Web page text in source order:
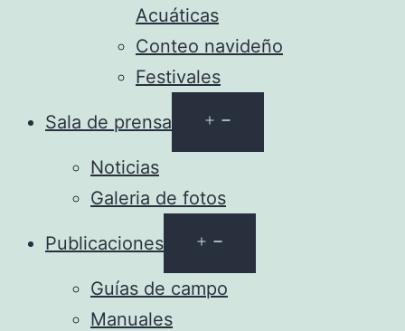
Acuáticas
Conteo navideño
Festivales
Sala de prensa
el
Noticias
Galeria de fotos
Publicaciones
el
menú
Guías de campo
Manuales